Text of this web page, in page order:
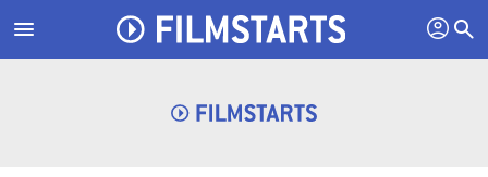
menu profil search